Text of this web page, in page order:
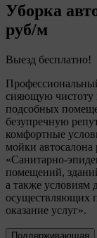
Уборка
руб/м
Выезд бесплатно!
сияющую чистоту
подсобных
безупречную
комфортные
мойки
Санитарно-
помещений,
а также условиям
осуществляющих
оказание услуг .
Поддерживающая